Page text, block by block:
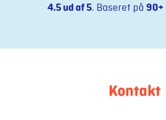
4.5 ud af 5. Baseret på 90+
Kontakt